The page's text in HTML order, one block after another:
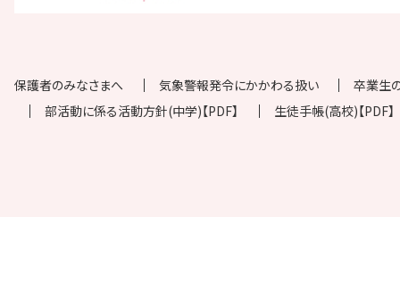
保護者のみなさまへ 気象警報発令にかかわる扱い
卒業生
部活動に係る活動方針(中学)【PDF】
生徒手帳(高校)【PDF】